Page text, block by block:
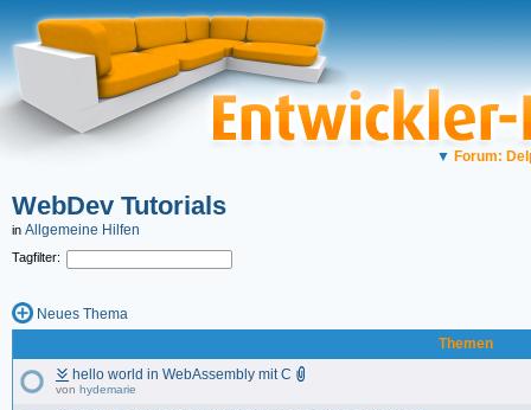
▼ Forum:
WebDev Tutorials
in Allgemeine Hilfen
Tagfilter:
Neues Thema
Themen
hello world in WebAssembly mit C
von hydemarie